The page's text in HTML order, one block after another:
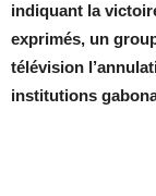
indiquant la
exprimés, un
télévision
institutions